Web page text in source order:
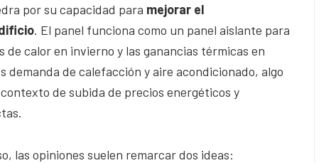
por su capacidad para mejorar el
. El panel funciona como un panel aislante para
calor en invierno y las ganancias térmicas en
demanda de calefacción y aire acondicionado, algo
de subida de precios energéticos y
las opiniones suelen remarcar dos ideas: